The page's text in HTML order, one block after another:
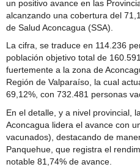
un positivo avance en las
alcanzando una cobertura del
de Salud Aconcagua (SSA).
La cifra, se traduce en 114.236
población objetivo total de
fuertemente a la zona de
Región de Valparaíso, la cual
69,12%, con 732.481 personas
En el detalle, y a nivel provincial,
Aconcagua lidera el avance con
vacunados), destacando de
Panquehue, que registra el
notable 81,74% de avance.